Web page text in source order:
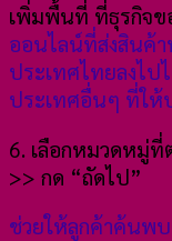
เพิ่มพื้นที่ ที่ธุรกิจข
ออนไลน์ที่ส่งสินค้า
ประเทศไทยลงไป
ประเทศอื่นๆ ที่ให้
6. เลือกหมวดหมู่
>> กด “ถัดไป”
ช่วยให้ลูกค้าค้นพ